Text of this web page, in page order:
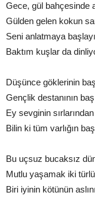
Gece, gül bahçesinde
Gülden gelen kokun
Seni anlatmaya
Baktım kuşlar da
Düşünce göklerinin
Gençlik destanının
Ey sevginin
Bilin ki tüm varlığın
Bu uçsuz bucaksız
Mutlu yaşamak iki
Biri iyinin kötünün